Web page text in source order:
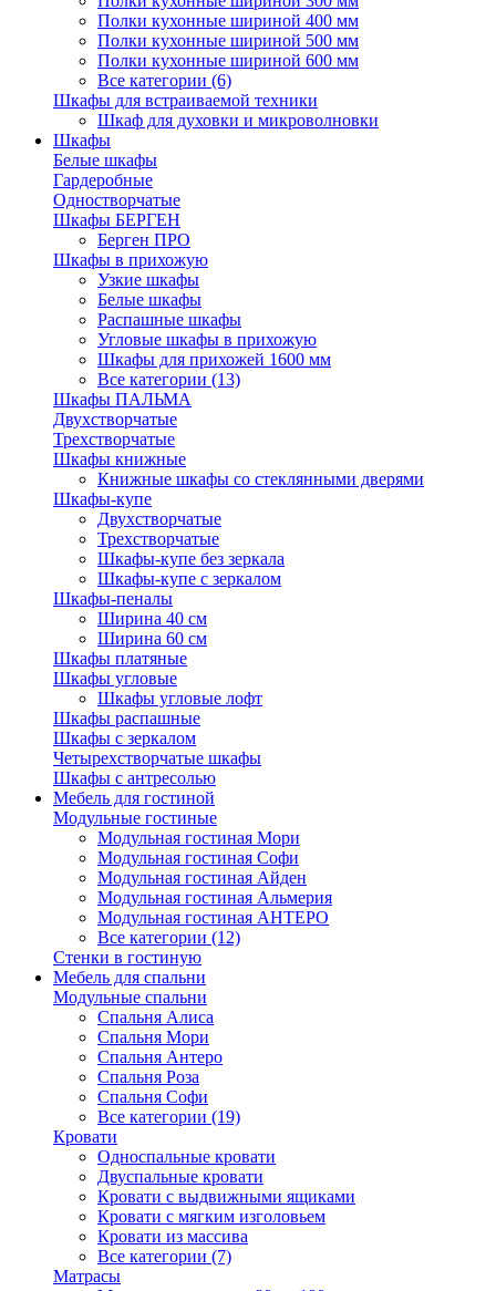
Полки кухонные шириной 400 мм
Полки кухонные шириной 500 мм
Полки кухонные шириной 600 мм
Все категории (6)
Шкафы для встраиваемой техники
Шкаф для духовки и микроволновки
Шкафы
Белые шкафы
Гардеробные
Одностворчатые
Шкафы БЕРГЕН
Берген ПРО
Шкафы в прихожую
Узкие шкафы
Белые шкафы
Распашные шкафы
Угловые шкафы в прихожую
Шкафы для прихожей 1600 мм
Все категории (13)
Шкафы ПАЛЬМА
Двухстворчатые
Трехстворчатые
Шкафы книжные
Книжные шкафы со стеклянными дверями
Шкафы-купе
Двухстворчатые
Трехстворчатые
Шкафы-купе без зеркала
Шкафы-купе с зеркалом
Шкафы-пеналы
Ширина 40 см
Ширина 60 см
Шкафы платяные
Шкафы угловые
Шкафы угловые лофт
Шкафы распашные
Шкафы с зеркалом
Четырехстворчатые шкафы
Шкафы с антресолью
Мебель для гостиной
Модульные гостиные
Модульная гостиная Мори
Модульная гостиная Софи
Модульная гостиная Айден
Модульная гостиная Альмерия
Модульная гостиная АНТЕРО
Все категории (12)
Стенки в гостиную
Мебель для спальни
Модульные спальни
Спальня Алиса
Спальня Мори
Спальня Антеро
Спальня Роза
Спальня Софи
Все категории (19)
Кровати
Односпальные кровати
Двуспальные кровати
Кровати с выдвижными ящиками
Кровати с мягким изголовьем
Кровати из массива
Все категории (7)
Матрасы